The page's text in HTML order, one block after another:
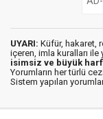
UYARI: Küfür, hakaret,
içeren, imla kuralları ile
isimsiz ve büyük
Yorumların her türlü
Sistem yapılan